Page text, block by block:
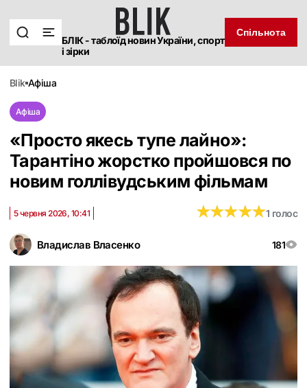
БЛІК - таблоїд новин України, спорт
і зірки
Спільнота
blik афіша
Афіша
«Просто якесь тупе лайно»:
Тарантіно жорстко пройшовся по
новим голлівудським фільмам
Владислав Власенко 181
5 червня 2026, 10:41 ★★★★★
★★★★★1 голос